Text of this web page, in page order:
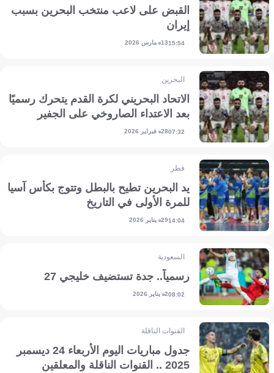
القبض على لاعب منتخب البحرين بسبب
إيران
15:5413 مارس 2026
البحرين
الاتحاد البحريني لكرة القدم يتحرك رسميًا
بعد الاعتداء الصاروخي على الجفير
07:3228 فبراير 2026
قطر
يد البحرين تطيح بالبطل وتتوج بكأس آسيا
للمرة الأولى في التاريخ
14:0429 يناير 2026
السعودية
رسمياً.. جدة تستضيف خليجي 27
08:022 يناير 2026
القنوات الناقلة
جدول مباريات اليوم الأربعاء 24 ديسمبر
2025 .. القنوات الناقلة والمعلقين